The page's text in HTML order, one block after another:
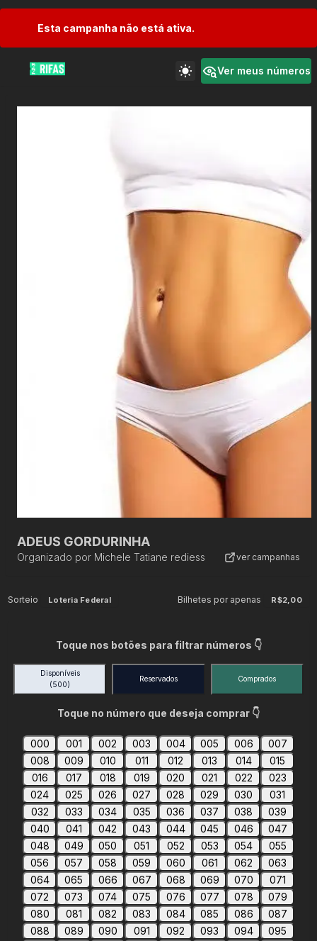
Esta campanha não está ativa.
Ver meus números
ADEUS GORDURINHA
Organizado por Michele Tatiane rediess ver campanhas
Sorteio Loteria Federal Bilhetes por apenas R$2,00
Toque nos botões para filtrar números 👇
Disponíveis
(500)
Reservados Comprados
Toque no número que deseja comprar 👇
000 001 002 003 004 005 006
007
008
009 010 011 012 013 014
015
016
017 018 019 020 021 022
023
024
025 026 027 028 029 030
031
032
033 034 035 036 037 038
039
040
041 042 043 044 045 046
047
048
049 050 051 052 053 054
055
056
057 058 059 060 061 062
063
064
065 066 067 068 069 070
071
072
073 074 075 076 077 078
079
080
081 082 083 084 085 086
087
088
089 090 091 092 093 094
095